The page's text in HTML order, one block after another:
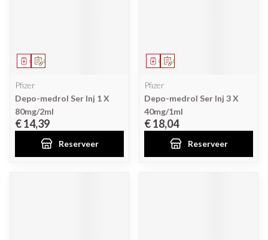
Op voorschrift
Geneesmiddel
Pfizer
Depo-medrol Ser Inj 1 X
80mg/2ml
€ 14,39
Reserveer
Op voorschrift
Geneesmiddel
Pfizer
Depo-medrol Ser Inj 3 X
40mg/1ml
€ 18,04
Reserveer